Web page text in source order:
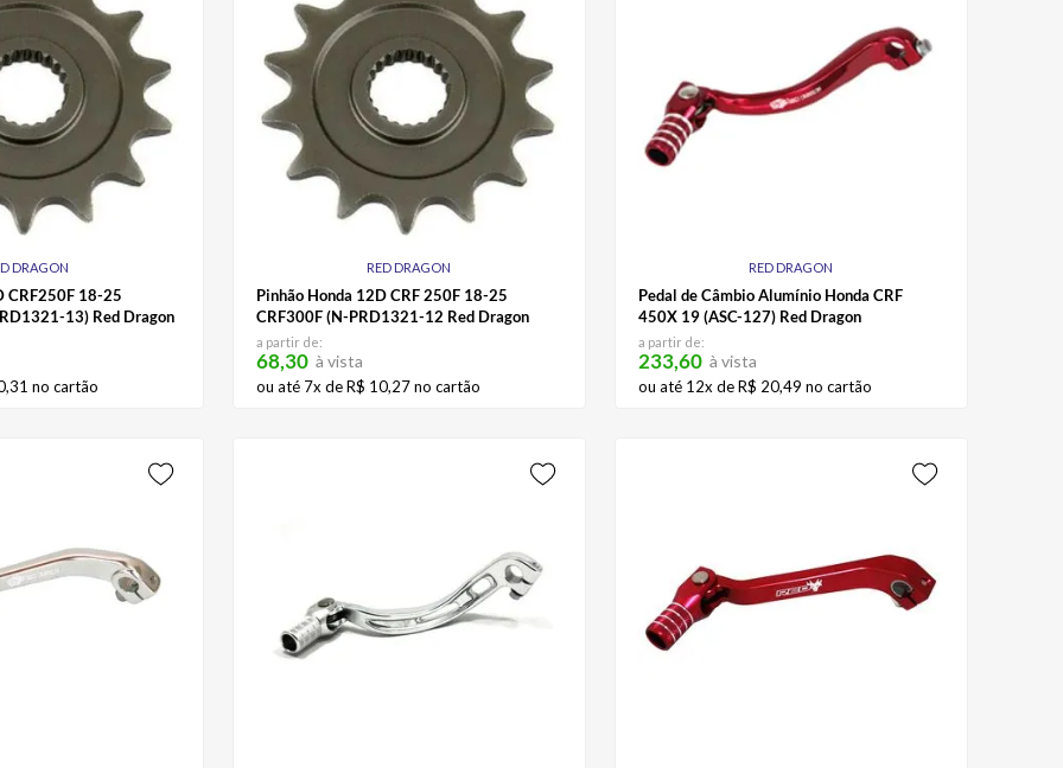
DRAGON
CRF250F 18-25
13) Red Dragon
,31 no cartão
RED DRAGON
Pinhão Honda 12D CRF 250F 18-25
CRF300F (N-PRD1321-12 Red Dragon
a partir de:
68,30 à vista
ou até 7x deR$ 10,27no cartão
RED DRAGON
Pedal de Câmbio Alumínio Honda CRF
450X 19 (ASC-127) Red Dragon
a partir de:
233,60 à vista
ou até 12x deR$ 20,49 no cartão